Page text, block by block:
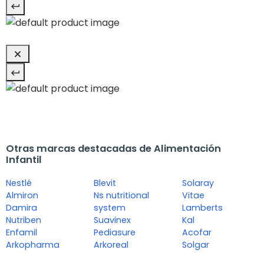
Otras marcas destacadas de Alimentación
Infantil
Nestlé
Almiron
Damira
Nutriben
Enfamil
Arkopharma
Blevit
Ns nutritional
system
Suavinex
Pediasure
Arkoreal
Solaray
Vitae
Lamberts
Kal
Acofar
Solgar